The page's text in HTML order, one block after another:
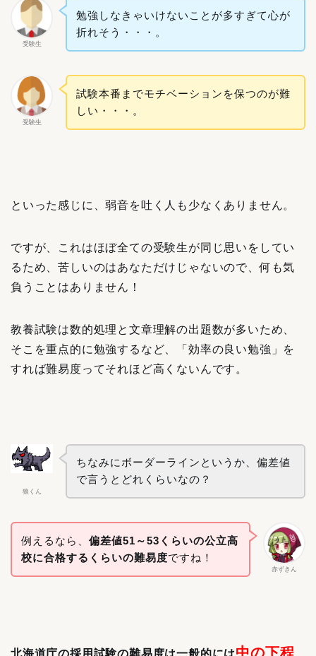
受験生
勉強しなきゃいけないことが多すぎて心が
折れそう・・・。
受験生
試験本番までモチベーションを保つのが難
しい・・・。
といった感じに、弱音を吐く人も少なくありません。
ですが、これはほぼ全ての受験生が同じ思いをしてい
るため、苦しいのはあなただけじゃないので、何も気
負うことはありません！
教養試験は数的処理と文章理解の出題数が多いため、
そこを重点的に勉強するなど、「効率の良い勉強」を
すれば難易度ってそれほど高くないんです。
狼くん
ちなみにボーダーラインというか、偏差値
で言うとどれくらいなの？
赤ずきん
例えるなら、 偏差値51～53くらいの公立高
校に合格するくらいの難易度ですね！
北海道庁の採用試験の難易度は一般的には中の下程